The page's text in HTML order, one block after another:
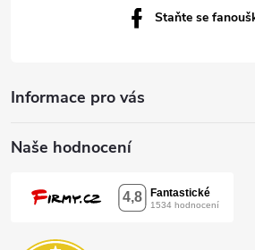
Informace pro vás
Naše hodnocení
Staňte se